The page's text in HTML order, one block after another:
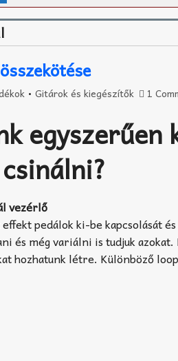
• Gitárok és kiegészítők 1
egyszerűen
vezérlő
pedálok ki-be kapcsolását
és még variálni is tudjuk
hozhatunk létre. Különböző